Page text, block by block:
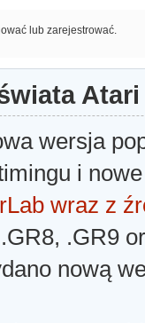
lub zarejestrować.
Atari
wersja
i
wraz z
.GR9
nową